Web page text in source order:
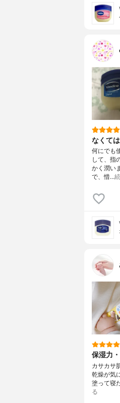
なくて
何にでも
して、指
かく潤い
で、惜…
保湿力
カサカサ
乾燥が気
塗って寝
る